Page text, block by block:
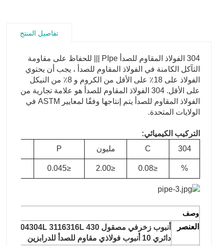
تفاصيل المنتج
304 الفولاذ المقاوم للصدأ PIpe
||| للحفاظ على مقاومة
التآكل الكامنة في الفولاذ المقاوم للصدأ ، يجب أن يحتوي
الفولاذ على 18٪ على الأقل من الكروم و 8٪ من النيكل
على الأقل. 304 الفولاذ المقاوم للصدأ هو علامة تجارية من
الفولاذ المقاوم للصدأ يتم إنتاجها وفقًا لمعايير ASTM في
الولايات المتحدة.
التركيب الكيميائي:
304
C مليون P
%
≤0.08
≤2.00
≤0.045
وصف
العنصر
دائري 10 أنبوب فولاذي مقاوم للصدأ للدرابزين